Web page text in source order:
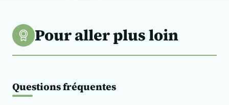
Pour aller plus loin
Questions fréquentes